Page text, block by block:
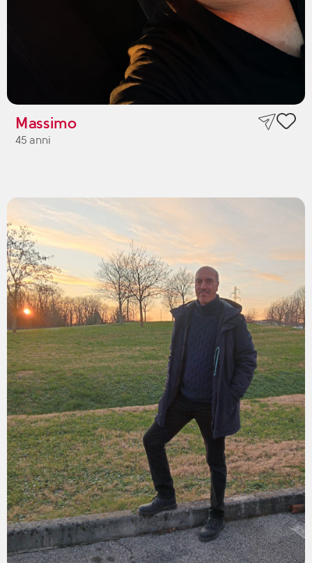
Massimo
45 anni